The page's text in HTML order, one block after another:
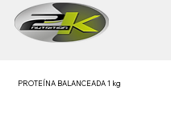
PROTEÍNA BALANCEADA 1 kg